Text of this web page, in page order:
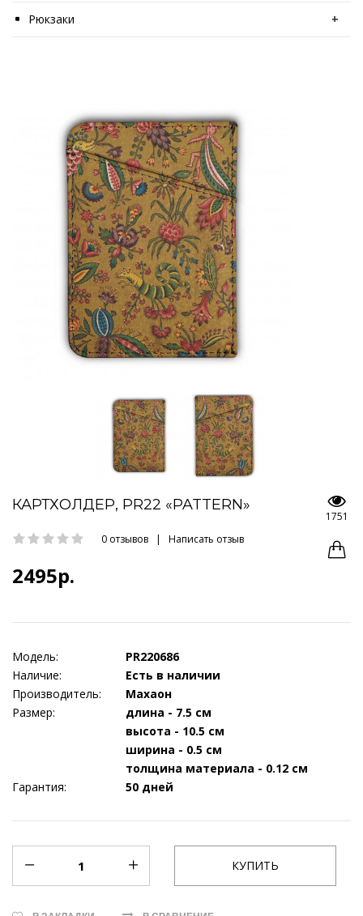
Рюкзаки +
КАРТХОЛДЕР, PR22 «PATTERN»
0 отзывов | Написать отзыв
2495р.
1751
Модель:
PR220686
Наличие:
Есть в наличии
Производитель:
Махаон
Размер:
длина - 7.5 см
высота - 10.5 см
ширина - 0.5 см
толщина материала - 0.12 см
Гарантия:
50 дней